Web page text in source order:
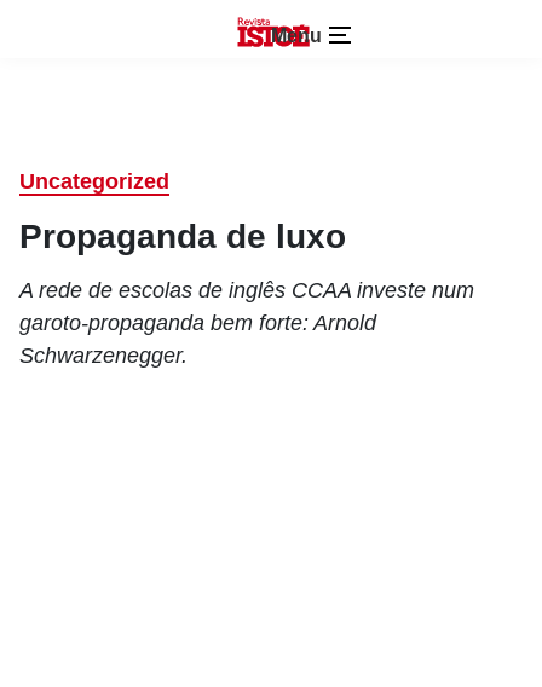
Menu
Uncategorized
Propaganda de luxo
A rede de escolas de inglês CCAA investe num
garoto-propaganda bem forte: Arnold
Schwarzenegger.